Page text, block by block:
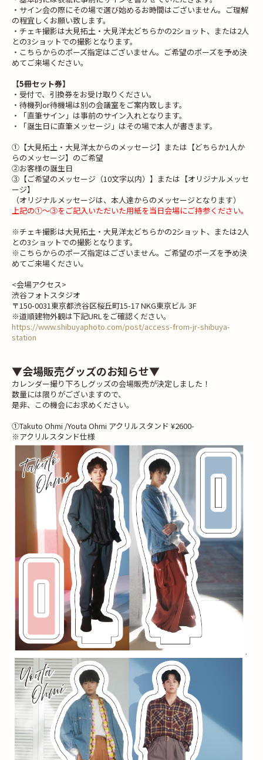
・サイン会の際にその場で選び始めるお時間はございません。ご理解
の程宜しくお願い致します。
・チェキ撮影は大見拓土・大見洋太どちらかの2ショット、または2人
との3ショットでの撮影となります。
・こちらからのポーズ指定はございません。ご希望のポーズを予め決
めてご来場ください。
【5冊セット券】
・受付で、引換券をお受け取りください。
・待機列or待機場は別の会議室をご案内致します。
・「直筆サイン」は事前のサイン入れとなります。
・「誕生日に直筆メッセージ」はその場で本人が書きます。
①【大見拓土・大見洋太からのメッセージ】または【どちらか1人か
らのメッセージ】のご希望
②お客様の誕生日
③【ご希望のメッセージ（10文字以内）】または【オリジナルメッセ
ージ】
（オリジナルメッセージは、本人達からのメッセージとなります）
上記の①～③をご記入いただいた用紙を当日会場にご持参ください。
※チェキ撮影は大見拓土・大見洋太どちらかの2ショット、または2人
との3ショットでの撮影となります。
※こちらからのポーズ指定はございません。ご希望のポーズを予め決
めてご来場ください。
<会場アクセス>
渋谷フォトスタジオ
〒150-0031東京都渋谷区桜丘町15-17 NKG東京ビル 3F
※道順建物外観は下記URLをご確認ください。
https://www.shibuyaphoto.com/post/access-from-jr-shibuya-
station
▼会場販売グッズのお知らせ▼
カレンダー撮り下ろしグッズの会場販売が決定しました！
数量には限りがございますので、
是非、この機会にお求めください。
①Takuto Ohmi /Youta Ohmi アクリルスタンド ¥2600-
※アクリルスタンド仕様